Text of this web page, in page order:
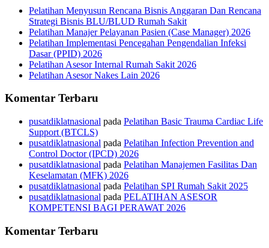
Pelatihan Menyusun Rencana Bisnis Anggaran Dan Rencana
Strategi Bisnis BLU/BLUD Rumah Sakit
Pelatihan Manajer Pelayanan Pasien (Case Manager) 2026
Pelatihan Implementasi Pencegahan Pengendalian Infeksi
Dasar (PPID) 2026
Pelatihan Asesor Internal Rumah Sakit 2026
Pelatihan Asesor Nakes Lain 2026
Komentar Terbaru
pusatdiklatnasional pada Pelatihan Basic Trauma Cardiac Life
Support (BTCLS)
pusatdiklatnasional pada Pelatihan Infection Prevention and
Control Doctor (IPCD) 2026
pusatdiklatnasional pada Pelatihan Manajemen Fasilitas Dan
Keselamatan (MFK) 2026
pusatdiklatnasional pada Pelatihan SPI Rumah Sakit 2025
pusatdiklatnasional pada PELATIHAN ASESOR
KOMPETENSI BAGI PERAWAT 2026
Komentar Terbaru